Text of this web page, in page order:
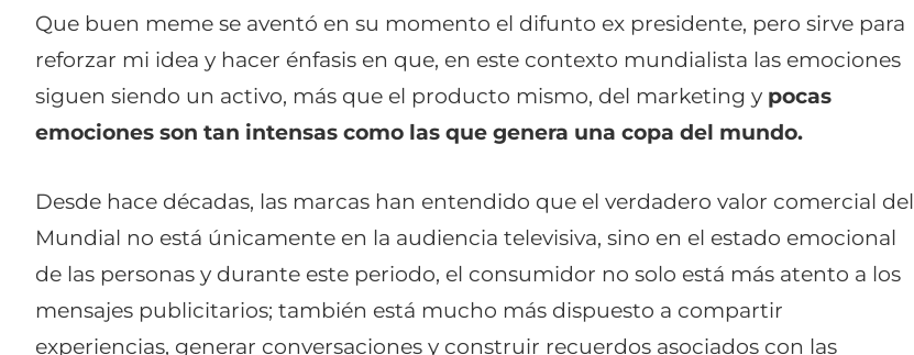
Que buen meme se aventó en su momento el difunto ex presidente, pero sirve para
reforzar mi idea y hacer énfasis en que, en este contexto mundialista las emociones
siguen siendo un activo, más que el producto mismo, del marketing y pocas
emociones son tan intensas como las que genera una copa del mundo.
Desde hace décadas, las marcas han entendido que el verdadero valor comercial del
Mundial no está únicamente en la audiencia televisiva, sino en el estado emocional
de las personas y durante este periodo, el consumidor no solo está más atento a los
mensajes publicitarios; también está mucho más dispuesto a compartir
experiencias, generar conversaciones y construir recuerdos asociados con las